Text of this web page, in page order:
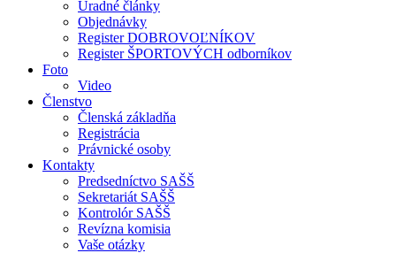
Úradné články
Objednávky
Register DOBROVOĽNÍKOV
Register ŠPORTOVÝCH odborníkov
Foto
Video
Členstvo
Členská základňa
Registrácia
Právnické osoby
Kontakty
Predsedníctvo SAŠŠ
Sekretariát SAŠŠ
Kontrolór SAŠŠ
Revízna komisia
Vaše otázky